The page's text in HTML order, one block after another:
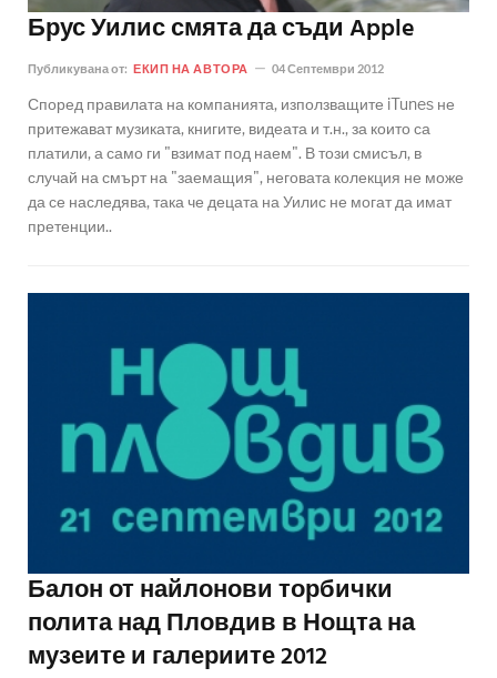
Брус Уилис смята да съди Apple
Публикувана от: ЕКИП НА АВТОРА 04 Септември 2012
Според правилата на компанията, използващите iTunes не
притежават музиката, книгите, видеата и т.н., за които са
платили, а само ги "взимат под наем". В този смисъл, в
случай на смърт на "заемащия", неговата колекция не може
да се наследява, така че децата на Уилис не могат да имат
претенции..
Балон от найлонови торбички
полита над Пловдив в Нощта на
музеите и галериите 2012